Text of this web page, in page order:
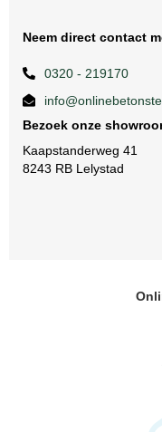
Neem direct contact
0320 - 219170
Bezoek onze
Kaapstanderweg 41
8243 RB Lelystad